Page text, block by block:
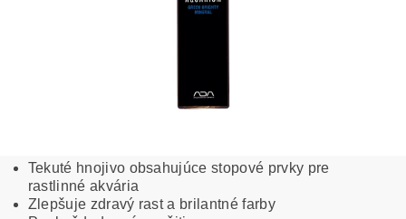
Tekuté hnojivo obsahujúce stopové prvky pre
rastlinné akvária
Zlepšuje zdravý rast a brilantné farby